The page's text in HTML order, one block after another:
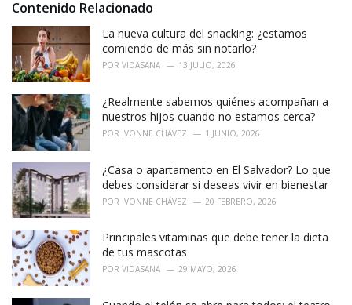
i
:
Contenido Relacionado
La nueva cultura del snacking: ¿estamos
comiendo de más sin notarlo?
POR VIDASANA 13 JULIO, 2026
¿Realmente sabemos quiénes acompañan a
nuestros hijos cuando no estamos cerca?
POR IVONNE CHÁVEZ 1 JUNIO, 2026
¿Casa o apartamento en El Salvador? Lo que
debes considerar si deseas vivir en bienestar
POR IVONNE CHÁVEZ 20 FEBRERO, 2026
Principales vitaminas que debe tener la dieta
de tus mascotas
POR VIDASANA 29 MAYO, 2026